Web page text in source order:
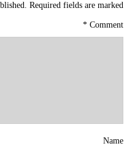
Required fields are marked
Comment
*
Name